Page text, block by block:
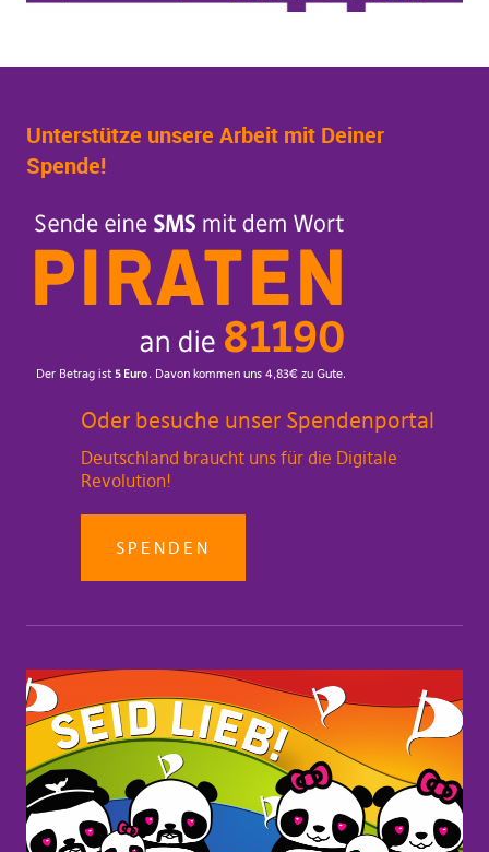
Unterstütze unsere Arbeit mit Deiner
Spende!
Oder besuche unser Spendenportal
Deutschland braucht uns für die Digitale
Revolution!
SPENDEN